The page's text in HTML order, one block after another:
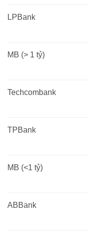
LPBank
MB (> 1 tỷ)
Techcombank
TPBank
MB (<1 tỷ)
ABBank